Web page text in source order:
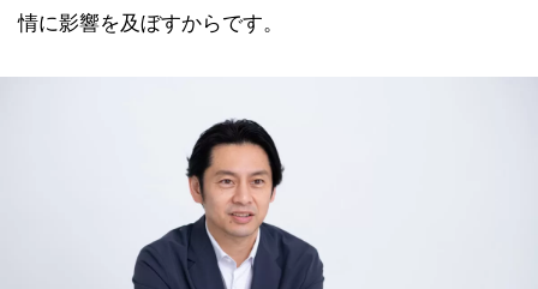
情に影響を及ぼすからです。